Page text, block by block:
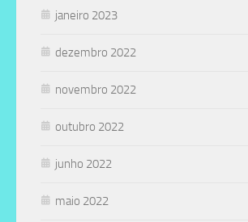
janeiro 2023
dezembro 2022
novembro 2022
outubro 2022
junho 2022
maio 2022